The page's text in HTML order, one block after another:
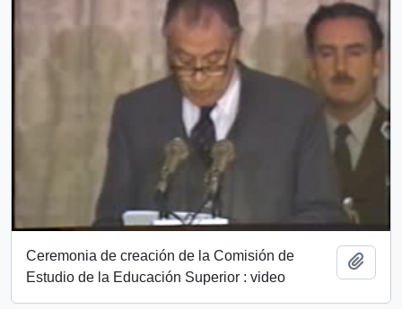
Ceremonia de creación de la Comisión de
Estudio de la Educación Superior : video